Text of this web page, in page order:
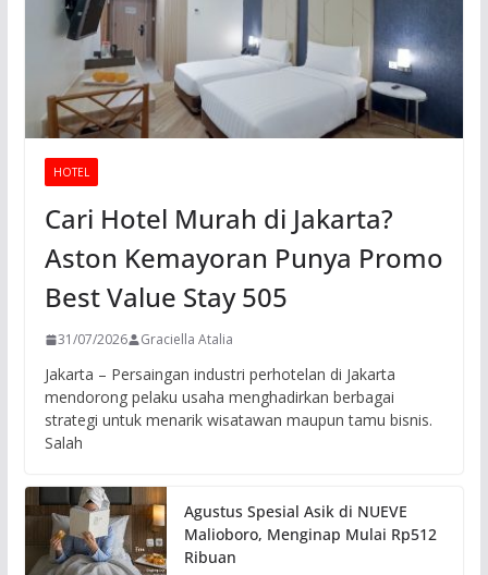
HOTEL
Cari Hotel Murah di Jakarta?
Aston Kemayoran Punya Promo
Best Value Stay 505
31/07/2026 Graciella Atalia
Jakarta – Persaingan industri perhotelan di Jakarta
mendorong pelaku usaha menghadirkan berbagai
strategi untuk menarik wisatawan maupun tamu bisnis.
Salah
Agustus Spesial Asik di NUEVE
Malioboro, Menginap Mulai Rp512
Ribuan